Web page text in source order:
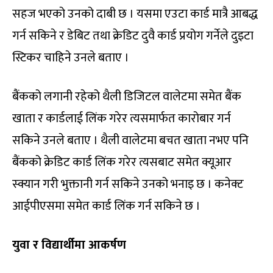
सहज भएको उनको दाबी छ । यसमा एउटा कार्ड मात्रै आबद्ध
गर्न सकिने र डेबिट तथा क्रेडिट दुवै कार्ड प्रयोग गर्नेले दुइटा
स्टिकर चाहिने उनले बताए ।
बैंकको लगानी रहेको थैली डिजिटल वालेटमा समेत बैंक
खाता र कार्डलाई लिंक गरेर त्यसमार्फत कारोबार गर्न
सकिने उनले बताए । थैली वालेटमा बचत खाता नभए पनि
बैंकको क्रेडिट कार्ड लिंक गरेर त्यसबाट समेत क्यूआर
स्क्यान गरी भुक्तानी गर्न सकिने उनको भनाइ छ । कनेक्ट
आईपीएसमा समेत कार्ड लिंक गर्न सकिने छ ।
युवा र विद्यार्थीमा आकर्षण